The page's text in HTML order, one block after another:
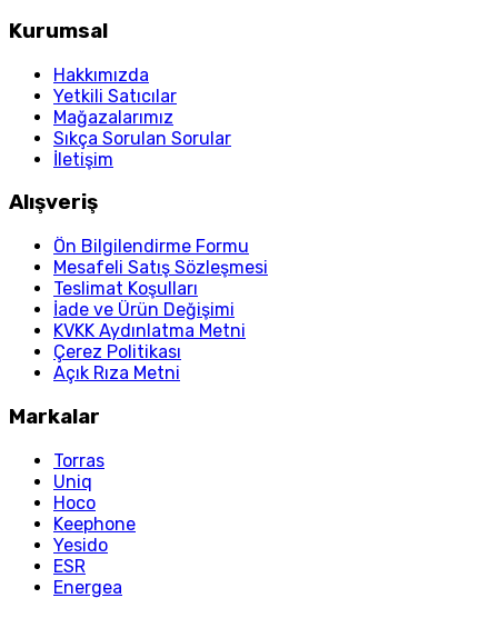
Kurumsal
Hakkımızda
Yetkili Satıcılar
Mağazalarımız
Sıkça Sorulan Sorular
İletişim
Alışveriş
Ön Bilgilendirme Formu
Mesafeli Satış Sözleşmesi
Teslimat Koşulları
İade ve Ürün Değişimi
KVKK Aydınlatma Metni
Çerez Politikası
Açık Rıza Metni
Markalar
Torras
Uniq
Hoco
Keephone
Yesido
ESR
Energea